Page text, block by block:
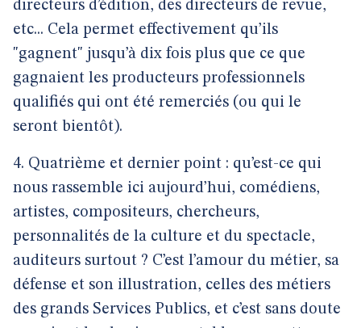
directeurs d’édition, des directeurs de revue,
etc... Cela permet effectivement qu’ils
"gagnent" jusqu’à dix fois plus que ce que
gagnaient les producteurs professionnels
qualifiés qui ont été remerciés (ou qui le
seront bientôt).
4. Quatrième et dernier point : qu’est-ce qui
nous rassemble ici aujourd’hui, comédiens,
artistes, compositeurs, chercheurs,
personnalités de la culture et du spectacle,
auditeurs surtout ? C’est l’amour du métier, sa
défense et son illustration, celles des métiers
des grands Services Publics, et c’est sans doute